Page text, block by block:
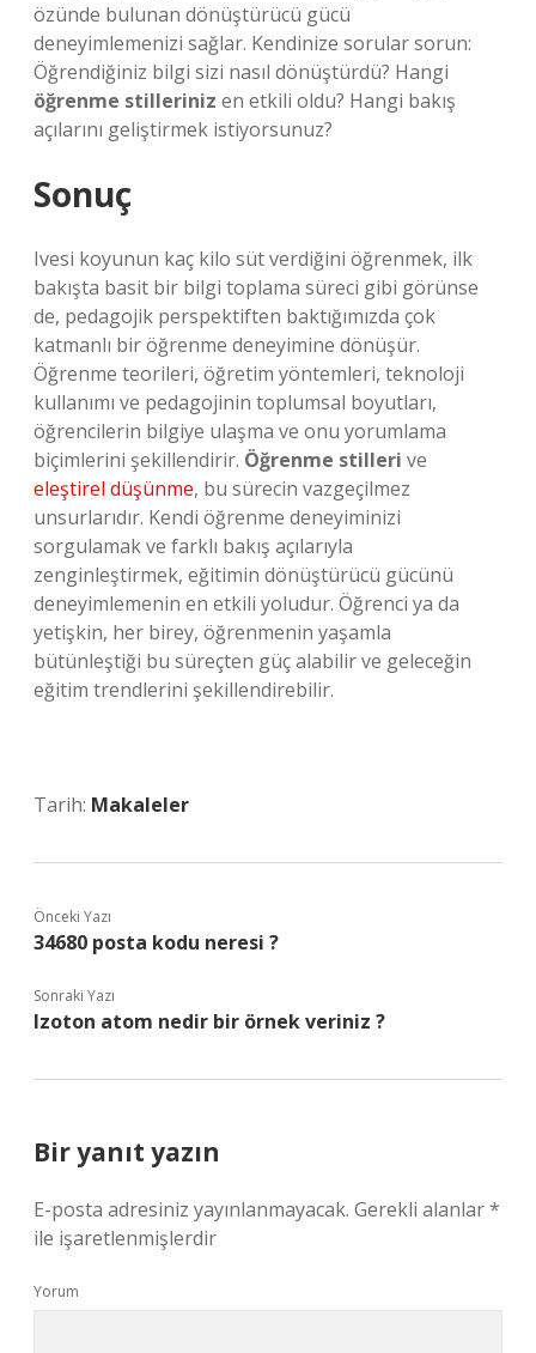
özünde bulunan dönüştürücü gücü
deneyimlemenizi sağlar. Kendinize sorular sorun:
Öğrendiğiniz bilgi sizi nasıl dönüştürdü? Hangi
öğrenme stilleriniz en etkili oldu? Hangi bakış
açılarını geliştirmek istiyorsunuz?
Sonuç
Ivesi koyunun kaç kilo süt verdiğini öğrenmek, ilk
bakışta basit bir bilgi toplama süreci gibi görünse
de, pedagojik perspektiften baktığımızda çok
katmanlı bir öğrenme deneyimine dönüşür.
Öğrenme teorileri, öğretim yöntemleri, teknoloji
kullanımı ve pedagojinin toplumsal boyutları,
öğrencilerin bilgiye ulaşma ve onu yorumlama
biçimlerini şekillendirir. Öğrenme stilleri ve
eleştirel düşünme, bu sürecin vazgeçilmez
unsurlarıdır. Kendi öğrenme deneyiminizi
sorgulamak ve farklı bakış açılarıyla
zenginleştirmek, eğitimin dönüştürücü gücünü
deneyimlemenin en etkili yoludur. Öğrenci ya da
yetişkin, her birey, öğrenmenin yaşamla
bütünleştiği bu süreçten güç alabilir ve geleceğin
eğitim trendlerini şekillendirebilir.
Tarih: Makaleler
Önceki Yazı
34680 posta kodu neresi ?
Sonraki Yazı
Izoton atom nedir bir örnek veriniz ?
Bir yanıt yazın
E-posta adresiniz yayınlanmayacak. Gerekli alanlar*
ile işaretlenmişlerdir
Yorum